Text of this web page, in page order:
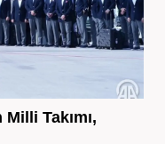
Takımı,